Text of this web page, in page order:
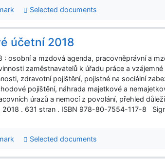
Selected documents
účetní 2018
: osobní a mzdová agenda, pracovněprávní a
zaměstnavatelů k úřadu práce a
zdravotní pojištění, pojistné na sociální
pojištění, náhrada majetkové a
úrazů a nemocí z povolání, přehled
. 631 stran . ISBN 978-80-7554-117-8
Selected documents